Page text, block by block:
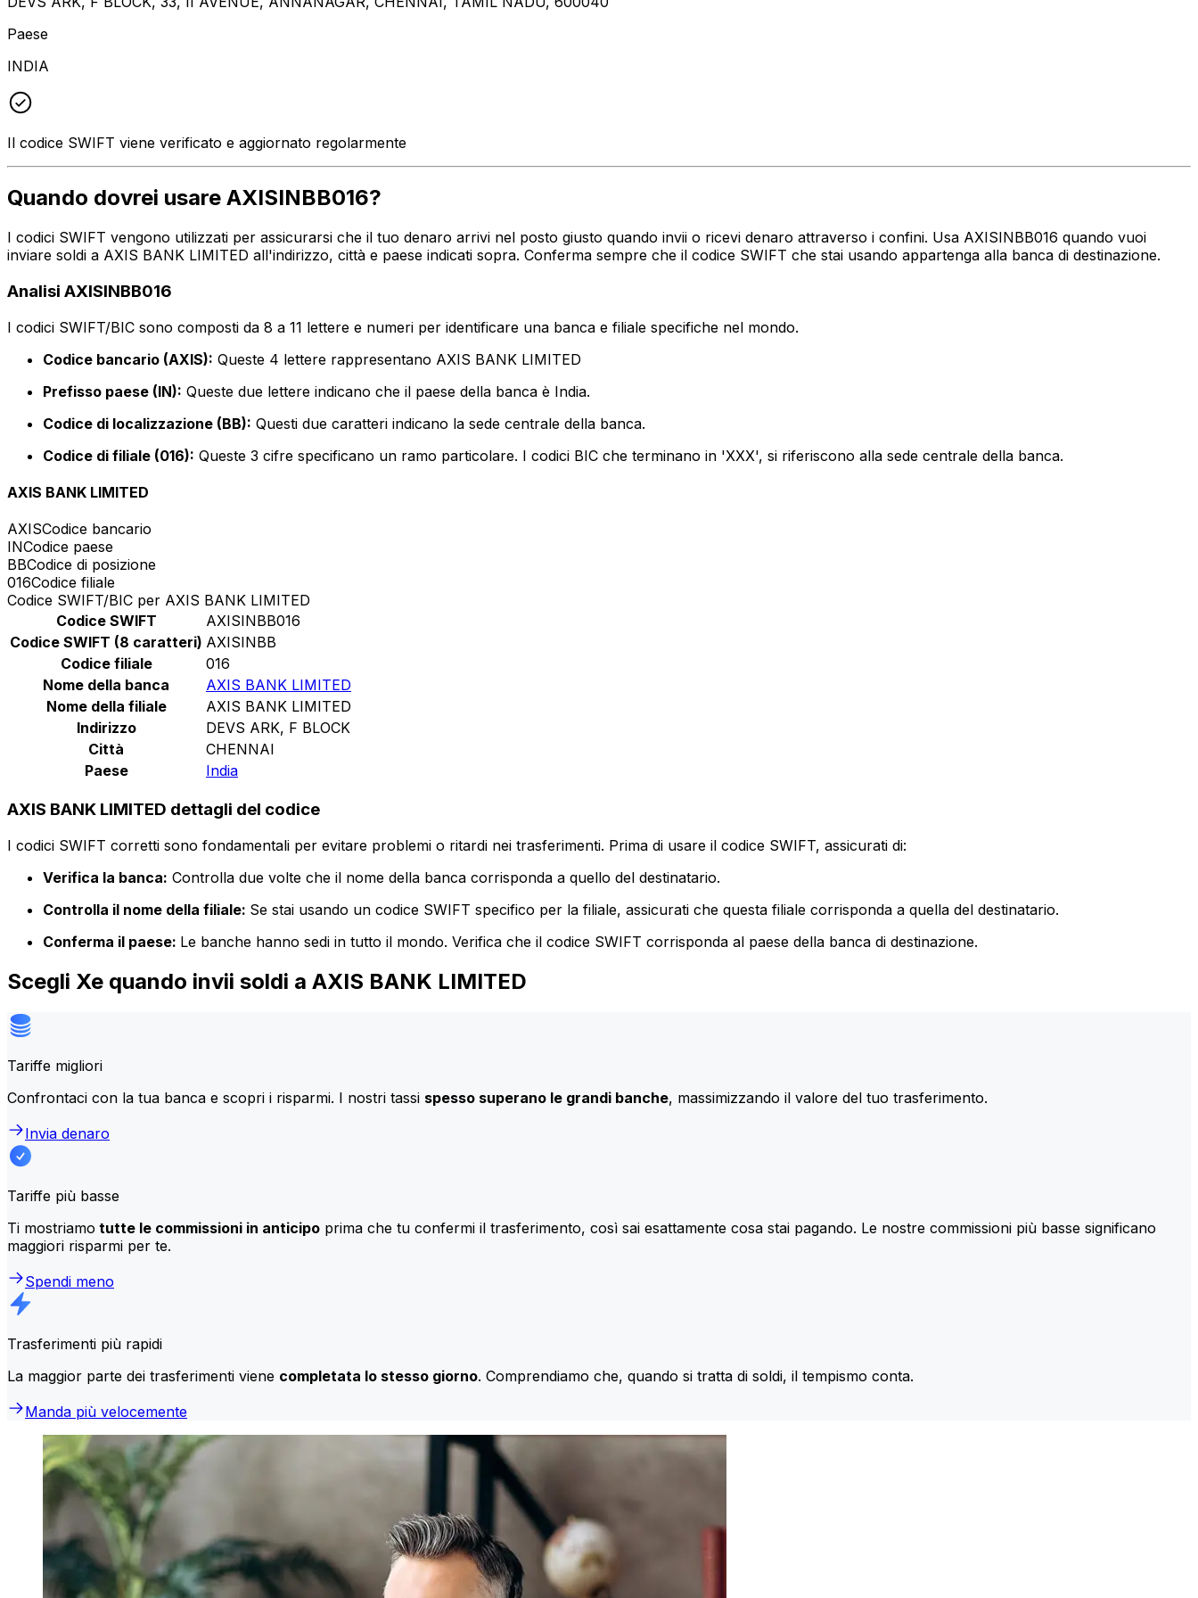
Paese
INDIA
Il codice SWIFT viene verificato e aggiornato regolarmente
Quando dovrei usare AXISINBB016?
I codici SWIFT vengono utilizzati per assicurarsi che il tuo denaro arrivi nel posto giusto quando invii o ricevi denaro attraverso i confini. Usa AXISINBB016 quando vuoi
inviare soldi a AXIS BANK LIMITED all'indirizzo, città e paese indicati sopra. Conferma sempre che il codice SWIFT che stai usando appartenga alla banca di destinazione.
Analisi AXISINBB016
I codici SWIFT/BIC sono composti da 8 a 11 lettere e numeri per identificare una banca e filiale specifiche nel mondo.
Codice bancario (AXIS): Queste 4 lettere rappresentano AXIS BANK LIMITED
Prefisso paese (IN): Queste due lettere indicano che il paese della banca è India.
Codice di localizzazione (BB): Questi due caratteri indicano la sede centrale della banca.
Codice di filiale (016): Queste 3 cifre specificano un ramo particolare. I codici BIC che terminano in 'XXX', si riferiscono alla sede centrale della banca.
AXIS BANK LIMITED
AXISCodice bancario
INCodice paese
BBCodice di posizione
016Codice filiale
Codice SWIFT/BIC per AXIS BANK LIMITED
Codice SWIFT
AXISINBB016
Codice SWIFT (8 caratteri) AXISINBB
Codice filiale
016
Nome della banca
AXIS BANK LIMITED
Nome della filiale
AXIS BANK LIMITED
Indirizzo
DEVS ARK, F BLOCK
Città
CHENNAI
Paese
India
AXIS BANK LIMITED dettagli del codice
I codici SWIFT corretti sono fondamentali per evitare problemi o ritardi nei trasferimenti. Prima di usare il codice SWIFT, assicurati di:
Verifica la banca: Controlla due volte che il nome della banca corrisponda a quello del destinatario.
Controlla il nome della filiale: Se stai usando un codice SWIFT specifico per la filiale, assicurati che questa filiale corrisponda a quella del destinatario.
Conferma il paese: Le banche hanno sedi in tutto il mondo. Verifica che il codice SWIFT corrisponda al paese della banca di destinazione.
Scegli Xe quando invii soldi a AXIS BANK LIMITED
Tariffe migliori
Confrontaci con la tua banca e scopri i risparmi. I nostri tassi spesso superano le grandi banche, massimizzando il valore del tuo trasferimento.
Invia denaro
Tariffe più basse
Ti mostriamo tutte le commissioni in anticipo prima che tu confermi il trasferimento, così sai esattamente cosa stai pagando. Le nostre commissioni più basse significano
maggiori risparmi per te.
Spendi meno
Trasferimenti più rapidi
La maggior parte dei trasferimenti viene completata lo stesso giorno. Comprendiamo che, quando si tratta di soldi, il tempismo conta.
Manda più velocemente